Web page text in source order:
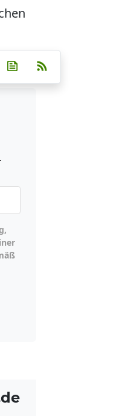
auf Whatsapp
Teilen auf Telegram
teilen
auf XNewsletter